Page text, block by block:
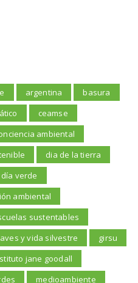
argentina
basura
ceamse
ambiental
dia de la tierra
día verde
ambiental
sustentables
y vida silvestre
girsu
jane goodall
medioambiente